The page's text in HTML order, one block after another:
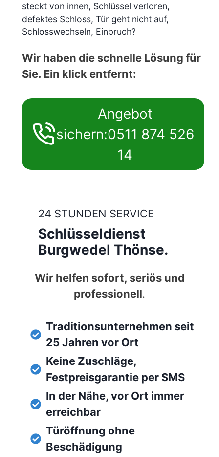
steckt von innen, Schlüssel verloren,
defektes Schloss, Tür geht nicht auf,
Schlosswechseln, Einbruch?
Wir haben die schnelle Lösung für
Sie. Ein klick entfernt:
Angebot
sichern:0511 874 526
14
24 STUNDEN SERVICE
Schlüsseldienst
Burgwedel Thönse.
Wir helfen sofort, seriös und
professionell.
Traditionsunternehmen seit
25 Jahren vor Ort
Keine Zuschläge,
Festpreisgarantie per SMS
In der Nähe, vor Ort immer
erreichbar
Türöffnung ohne
Beschädigung